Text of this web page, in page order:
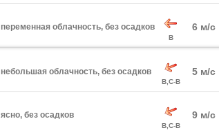
переменная облачность, без осадков
В
6 м/с
небольшая облачность, без осадков
В,С-В
5 м/с
ясно, без осадков
В,С-В
9 м/с